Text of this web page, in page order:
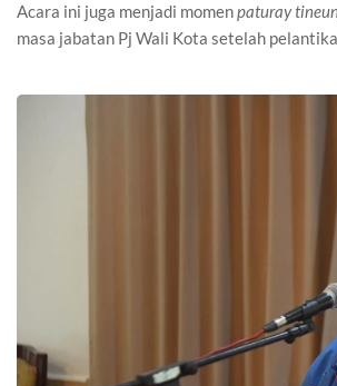
Acara ini juga menjadi momenpaturay
masa jabatan Pj Wali Kota setelah